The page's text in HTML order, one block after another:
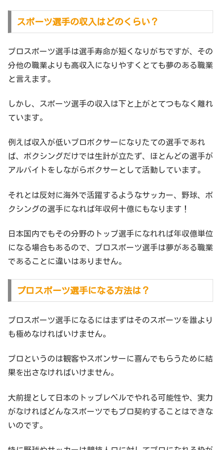
スポーツ選手の収入はどのくらい？
プロスポーツ選手は選手寿命が短くなりがちですが、その
分他の職業よりも高収入になりやすくとても夢のある職業
と言えます。
しかし、スポーツ選手の収入は下と上がとてつもなく離れ
ています。
例えば収入が低いプロボクサーになりたての選手であれ
ば、ボクシングだけでは生計が立たず、ほとんどの選手が
アルバイトをしながらボクサーとして活動しています。
それとは反対に海外で活躍するようなサッカー、野球、ボ
クシングの選手になれば年収何十億にもなります！
日本国内でもその分野のトップ選手になれれば年収億単位
になる場合もあるので、プロスポーツ選手は夢がある職業
であることに違いはありません。
プロスポーツ選手になる方法は？
プロスポーツ選手になるにはまずはそのスポーツを誰より
も極めなければいけません。
プロというのは観客やスポンサーに喜んでもらうために結
果を出さなければいけません。
大前提として日本のトップレベルでやれる可能性や、実力
がなければどんなスポーツでもプロ契約することはできな
いのです。